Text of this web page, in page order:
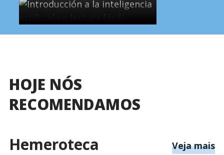
HOJE NÓS
RECOMENDAMOS
Hemeroteca
Veja mais